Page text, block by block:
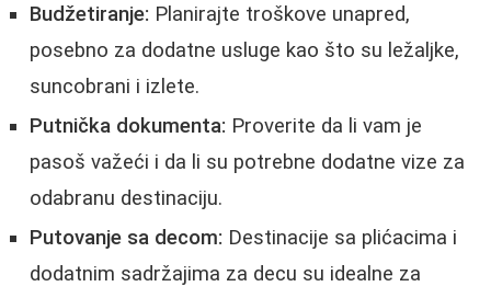
Budžetiranje: Planirajte troškove unapred,
posebno za dodatne usluge kao što su ležaljke,
suncobrani i izlete.
Putnička dokumenta: Proverite da li vam je
pasoš važeći i da li su potrebne dodatne vize za
odabranu destinaciju.
Putovanje sa decom: Destinacije sa plićacima i
dodatnim sadržajima za decu su idealne za